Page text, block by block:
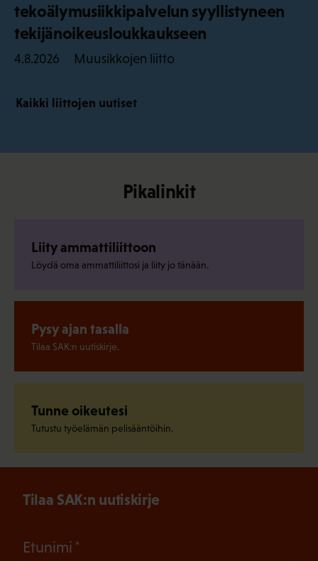
tekoälymusiikkipalvelun syyllistyneen
tekijänoikeusloukkaukseen
4.8.2026 Muusikkojen liitto
Kaikki liittojen uutiset
Pikalinkit
Liity ammattiliittoon
Löydä oma ammattiliittosi ja liity jo tänään.
Pysy ajan tasalla
Tilaa SAK:n uutiskirje.
Tunne oikeutesi
Tutustu työelämän pelisääntöihin.
Tilaa SAK:n uutiskirje
Etunimi